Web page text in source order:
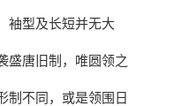
袖型及长短并无大
盛唐旧制，唯圆领之
制不同，或是领围日